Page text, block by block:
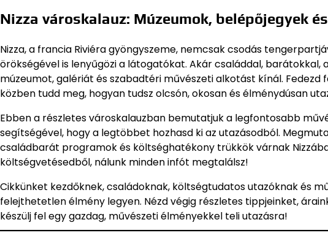
Nizza városkalauz: Múzeumok, belépőjegyek
Nizza, a francia Riviéra gyöngyszeme, nemcsak csodás
örökségével is lenyűgözi a látogatókat. Akár családdal, barátokkal,
múzeumot, galériát és szabadtéri művészeti alkotást kínál.
közben tudd meg, hogyan tudsz olcsón, okosan és élménydúsan
Ebben a részletes városkalauzban bemutatjuk a legfontosabb
segítségével, hogy a legtöbbet hozhasd ki az utazásodból.
családbarát programok és költséghatékony trükkök várnak
költségvetésedből, nálunk minden infót megtalálsz!
Cikkünket kezdőknek, családoknak, költségtudatos utazóknak és
felejthetetlen élmény legyen. Nézd végig részletes tippjeinket,
készülj fel egy gazdag, művészeti élményekkel teli utazásra!